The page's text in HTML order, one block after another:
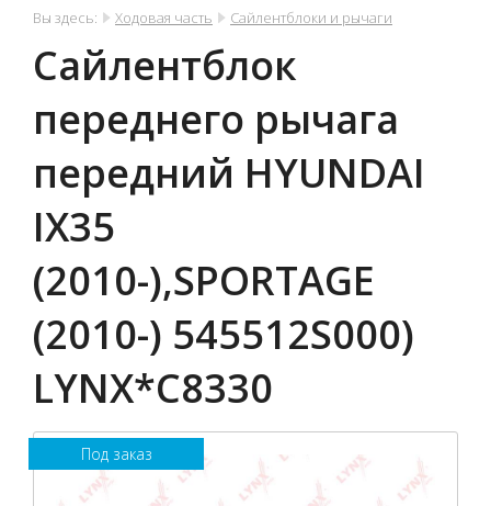
Вы здесь: Ходовая часть Сайлентблоки и рычаги
Сайлентблок
переднего рычага
передний HYUNDAI
IX35
(2010-),SPORTAGE
(2010-) 545512S000)
LYNX*C8330
Под заказ